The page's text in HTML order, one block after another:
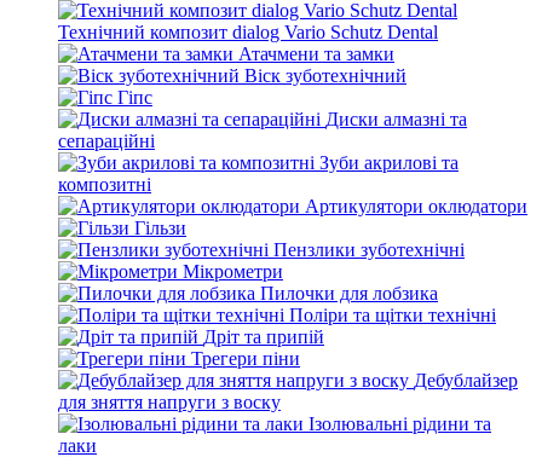
Технічний композит dialog Vario Schutz Dental
Атачмени та замки
Віск зуботехнічний
Гіпс
Диски алмазні та
сепараційні
Зуби акрилові та
композитні
Артикулятори оклюдатори
Гільзи
Пензлики зуботехнічні
Мікрометри
Пилочки для лобзика
Поліри та щітки технічні
Дріт та припій
Трегери піни
Дебублайзер
для зняття напруги з воску
Ізолювальні рідини та
лаки